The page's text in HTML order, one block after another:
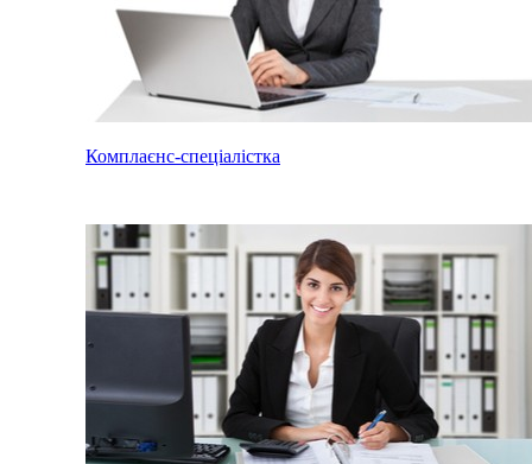
Комплаєнс-спеціалістка